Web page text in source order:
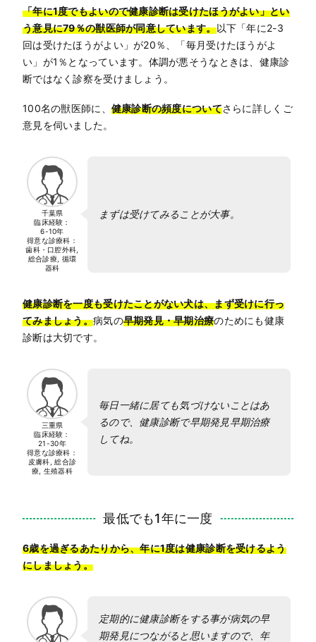
「年に1度でもよいので健康診断は受けたほうがよい」とい
う意見に79％の獣医師が同意しています。以下「年に2-3
回は受けたほうがよい」が20％、「毎月受けたほうがよ
い」が1％となっています。体調が悪そうなときは、健康診
断ではなく診察を受けましょう。
100名の獣医師に、 健康診断の頻度についてさらに詳しくご
意見を伺いました。
千葉県
臨床経験：
6-10年
得意な診療科：
歯科・口腔外科,
総合診療, 循環
器科
まずは受けてみることが大事。
健康診断を一度も受けたことがない犬は、まず受けに行っ
てみましょう。病気の早期発見・早期治療のためにも健康
診断は大切です。
三重県
臨床経験：
21-30年
得意な診療科：
皮膚科, 総合診
療, 生殖器科
毎日一緒に居ても気づけないことはあ
るので、健康診断で早期発見早期治療
してね。
最低でも1年に一度
6歳を過ぎるあたりから、年に1度は健康診断を受けるよう
にしましょう。
定期的に健康診断をする事が病気の早
期発見につながると思いますので、年